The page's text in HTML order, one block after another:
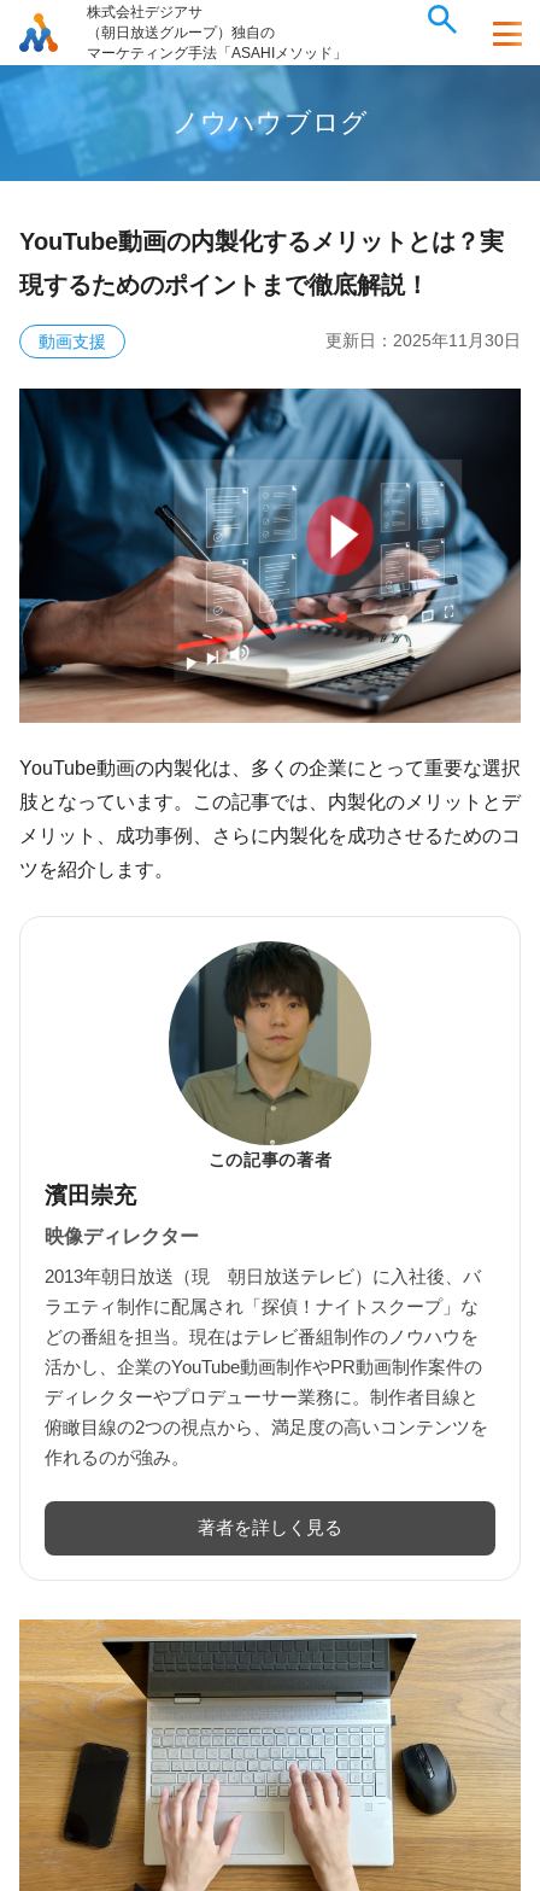
株式会社デジアサ
（朝日放送グループ）独自の
マーケティング手法「ASAHIメソッド」
ノウハウブロ グ
YouTube動画の内製化するメリットとは？実
現するためのポイントまで徹底解説！
動画支援 更新日： 2025年11月30日
YouTube動画の内製化は、多くの企業にとって重要な選択
肢となっています。この記事では、内製化のメリットとデ
メリット、成功事例、さらに内製化を成功させるためのコ
ツを紹介します。
この記事の著者
濱田崇充
映像ディレクター
2013年朝日放送（現 朝日放送テレビ）に入社後、バ
ラエティ制作に配属され「探偵！ナイトスクープ」な
どの番組を担当。現在はテレビ番組制作のノウハウを
活かし、企業のYouTube動画制作やPR動画制作案件の
ディレクターやプロデューサー業務に。制作者目線と
俯瞰目線の2つの視点から、満足度の高いコンテンツを
作れるのが強み。
著者を詳しく見る